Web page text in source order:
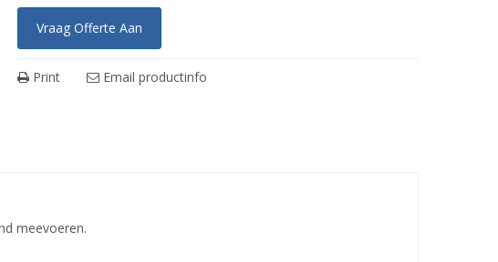
Vraag Offerte Aan
Print Email productinfo
meevoeren.